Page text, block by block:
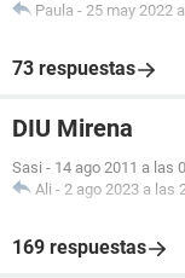
Paula - 25 may 2022
73 respuestas
DIU Mirena
Sasi - 14 ago 2011 a las
Ali - 2 ago 2023 a las
169 respuestas